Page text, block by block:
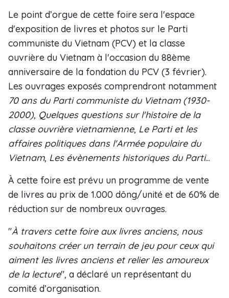
Le point d’orgue de cette foire sera l'espace
d'exposition de livres et photos sur le Parti
communiste du Vietnam (PCV) et la classe
ouvrière du Vietnam à l'occasion du 88ème
anniversaire de la fondation du PCV (3 février).
Les ouvrages exposés comprendront notamment
70 ans du Parti communiste du Vietnam (1930-
2000), Quelques questions sur l'histoire de la
classe ouvrière vietnamienne, Le Parti et les
affaires politiques dans l'Armée populaire du
Vietnam, Les évènements historiques du Parti...
À cette foire est prévu un programme de vente
de livres au prix de 1.000 dông/unité et de 60% de
réduction sur de nombreux ouvrages.
"À travers cette foire aux livres anciens, nous
souhaitons créer un terrain de jeu pour ceux qui
aiment les livres anciens et relier les amoureux
de la lecture", a déclaré un représentant du
comité d’organisation.